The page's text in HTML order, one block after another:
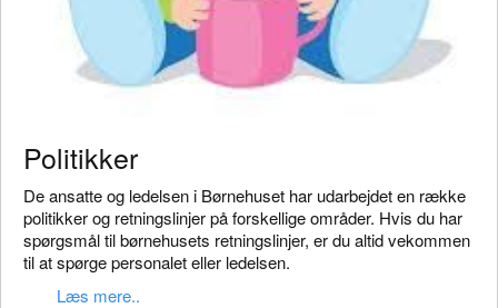
Politikker
De ansatte og ledelsen i Børnehuset har udarbejdet en række
politikker og retningslinjer på forskellige områder. Hvis du har
spørgsmål til børnehusets retningslinjer, er du altid vekommen
til at spørge personalet eller ledelsen.
Læs mere..